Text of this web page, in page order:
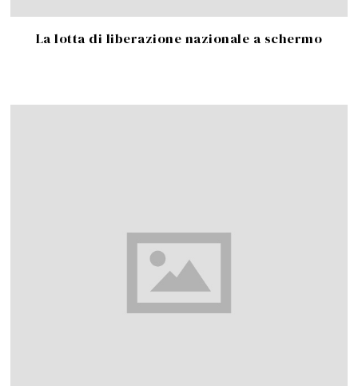
La lotta di liberazione nazionale a schermo